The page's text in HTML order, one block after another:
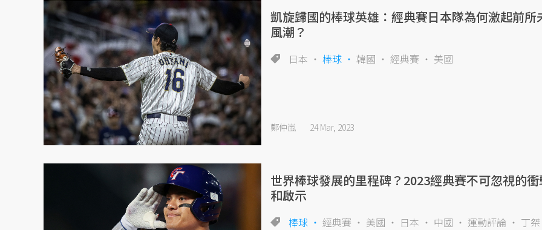
凱旋歸國的棒球英雄：經典賽日本隊為何激起前所
風潮？
日本 棒球 韓國 經典賽 美國
鄭仲嵐 24 Mar, 2023
世界棒球發展的里程碑？2023經典賽不可忽視的
和啟示
棒球 經典賽 美國 日本 中國 運動評論 丁桀